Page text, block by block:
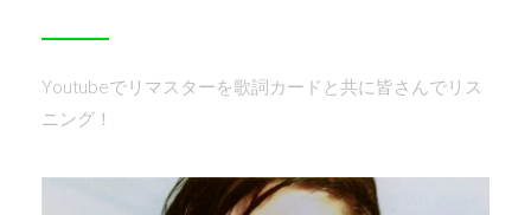
Youtubeでリマスターを歌詞カードと共に皆さんでリス
ニング！